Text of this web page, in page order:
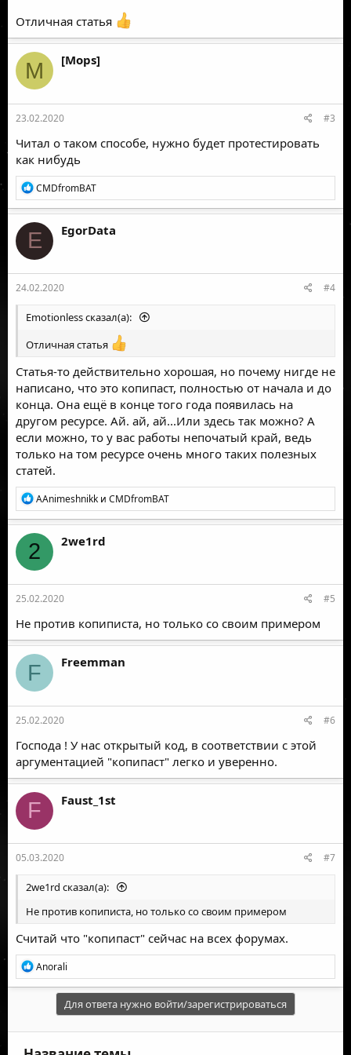
Отличная статья
M [Mops]
23.02.2020 #3
Читал о таком способе, нужно будет протестировать
как нибудь
Р
е
а
к
ц
и
и
:
CMDfromBAT
E EgorData
24.02.2020 #4
Emotionless сказал(а):
Отличная статья
Статья-то действительно хорошая, но почему нигде не
написано, что это копипаст, полностью от начала и до
конца. Она ещё в конце того года появилась на
другом ресурсе. Ай. ай, ай...Или здесь так можно? А
если можно, то у вас работы непочатый край, ведь
только на том ресурсе очень много таких полезных
статей.
Р
е
а
к
ц
и
и
:
AAnimeshnikk и CMDfromBAT
2 2we1rd
25.02.2020 #5
Не против копиписта, но только со своим примером
F Freemman
25.02.2020 #6
Господа ! У нас открытый код, в соответствии с этой
аргументацией "копипаст" легко и уверенно.
F Faust_1st
05.03.2020 #7
2we1rd сказал(а):
Не против копиписта, но только со своим примером
Считай что "копипаст" сейчас на всех форумах.
Р
е
а
Anorali
Для ответа нужно войти/зарегистрироваться